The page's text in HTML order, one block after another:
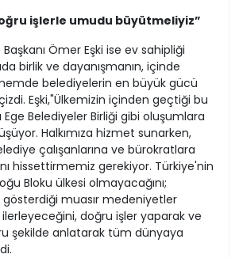
işlerle umudu büyütmeliyiz”
Ömer Eşki ise ev sahipliği
birlik ve dayanışmanın, içinde
belediyelerin en büyük gücü
Eşki,"Ülkemizin içinden geçtiği bu
Ege Belediyeler Birliği gibi oluşumlara
Halkımıza hizmet sunarken,
çalışanlarına ve bürokratlara
hissettirmemiz gerekiyor. Türkiye'nin
Bloku ülkesi olmayacağını;
muasır medeniyetler
doğru işler yaparak ve
şekilde anlatarak tüm dünyaya